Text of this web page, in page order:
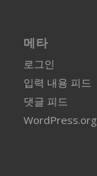
메타
로그인
입력 내용 피드
댓글 피드
WordPress.org